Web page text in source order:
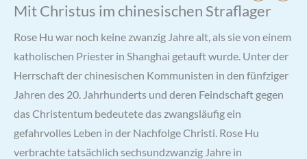
Mit Christus im chinesischen Straflager
Rose Hu war noch keine zwanzig Jahre alt, als sie von einem
katholischen Priester in Shanghai getauft wurde. Unter der
Herrschaft der chinesischen Kommunisten in den fünfziger
Jahren des 20. Jahrhunderts und deren Feindschaft gegen
das Christentum bedeutete das zwangsläufig ein
gefahrvolles Leben in der Nachfolge Christi. Rose Hu
verbrachte tatsächlich sechsundzwanzig Jahre in